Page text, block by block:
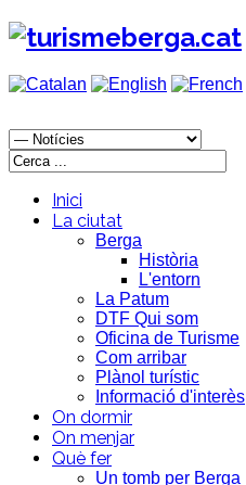
Inici
La ciutat
Berga
Història
L'entorn
La Patum
DTF Qui som
Oficina de Turisme
Com arribar
Plànol turístic
Informació d'interès
On dormir
On menjar
Què fer
Un tomb per Berga